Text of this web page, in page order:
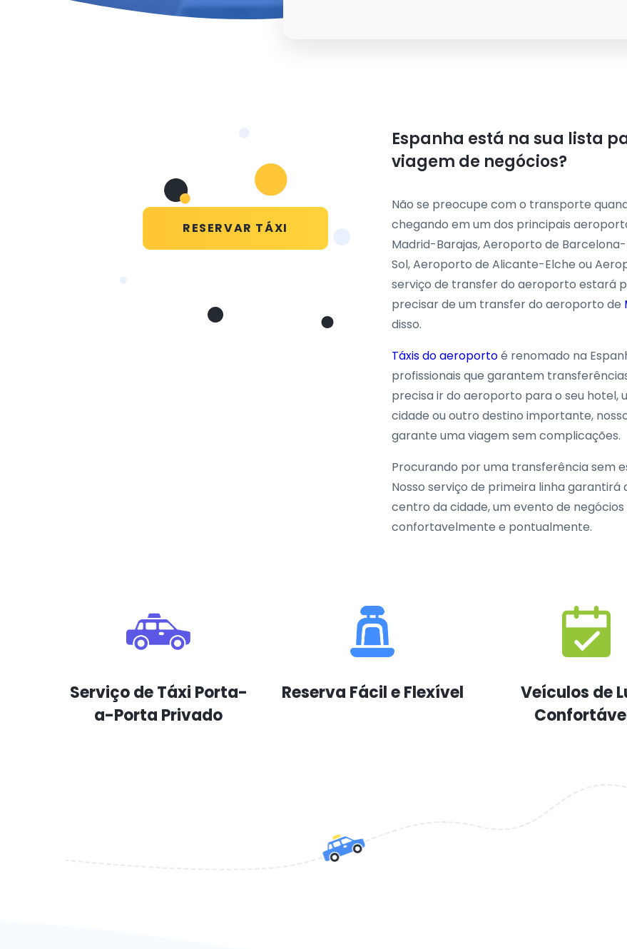
RESERVAR TÁXI
Espanha está na sua lista
viagem de negócios?
Não se preocupe com o transporte
chegando em um dos principais
Madrid-Barajas, Aeroporto de
Sol, Aeroporto de Alicante-Elche ou
serviço de transfer do aeroporto estará
precisar de um transfer do aeroporto de
disso.
Táxis do aeroportoé renomado na
profissionais que garantem
precisa ir do aeroporto para o seu hotel,
cidade ou outro destino importante,
garante uma viagem sem complicações.
Procurando por uma transferência sem
Nosso serviço de primeira linha garantirá
centro da cidade, um evento de
confortavelmente e pontualmente.
Serviço de Táxi Porta-
a-Porta Privado
Reserva Fácil e Flexível
Veículos de